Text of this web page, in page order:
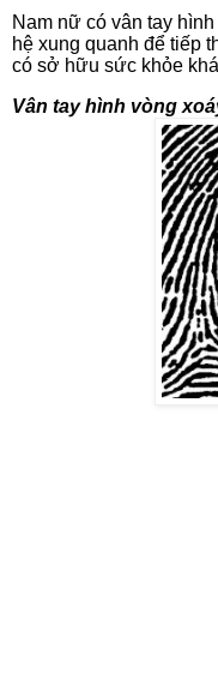
Nam nữ có vân tay
hệ xung quanh để tiếp
có sở hữu sức khỏe
Vân tay hình vòng